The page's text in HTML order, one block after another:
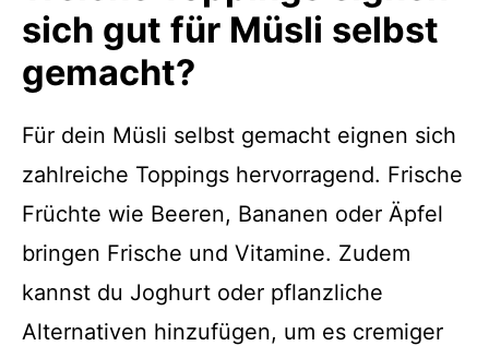
sich gut für Müsli selbst
gemacht?
Für dein Müsli selbst gemacht eignen sich
zahlreiche Toppings hervorragend. Frische
Früchte wie Beeren, Bananen oder Äpfel
bringen Frische und Vitamine. Zudem
kannst du Joghurt oder pflanzliche
Alternativen hinzufügen, um es cremiger